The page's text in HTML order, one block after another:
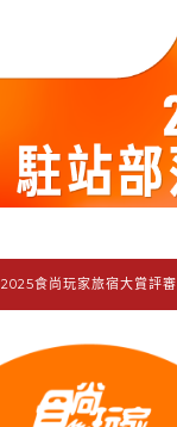
2025食尚玩家旅宿大賞評審